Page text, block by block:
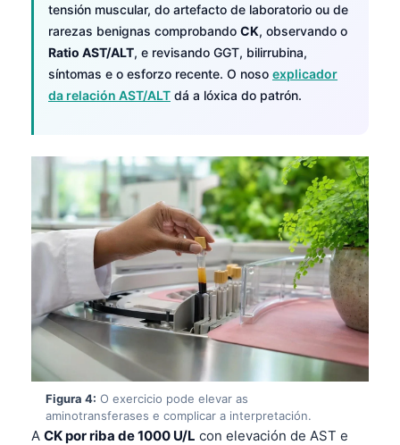
tensión muscular, do artefacto de laboratorio ou de
rarezas benignas comprobando CK, observando o
Ratio AST/ALT, e revisando GGT, bilirrubina,
síntomas e o esforzo recente. O noso explicador
da relación AST/ALT dá a lóxica do patrón.
Figura 4: O exercicio pode elevar as
aminotransferases e complicar a interpretación.
A CK por riba de 1000 U/L con elevación de AST e